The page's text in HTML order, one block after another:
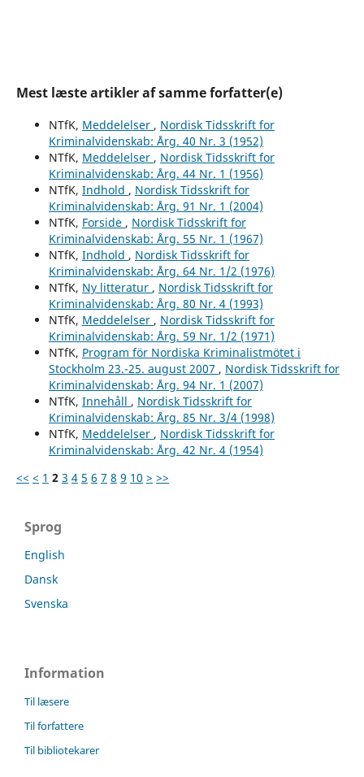
Mest læste artikler af samme forfatter(e)
NTfK, Meddelelser , Nordisk Tidsskrift for
Kriminalvidenskab: Årg. 40 Nr. 3 (1952)
NTfK, Meddelelser , Nordisk Tidsskrift for
Kriminalvidenskab: Årg. 44 Nr. 1 (1956)
NTfK, Indhold , Nordisk Tidsskrift for
Kriminalvidenskab: Årg. 91 Nr. 1 (2004)
NTfK, Forside , Nordisk Tidsskrift for
Kriminalvidenskab: Årg. 55 Nr. 1 (1967)
NTfK, Indhold , Nordisk Tidsskrift for
Kriminalvidenskab: Årg. 64 Nr. 1/2 (1976)
NTfK, Ny litteratur , Nordisk Tidsskrift for
Kriminalvidenskab: Årg. 80 Nr. 4 (1993)
NTfK, Meddelelser , Nordisk Tidsskrift for
Kriminalvidenskab: Årg. 59 Nr. 1/2 (1971)
NTfK, Program för Nordiska Kriminalistmötet i
Stockholm 23.-25. august 2007 , Nordisk Tidsskrift for
Kriminalvidenskab: Årg. 94 Nr. 1 (2007)
NTfK, Innehåll , Nordisk Tidsskrift for
Kriminalvidenskab: Årg. 85 Nr. 3/4 (1998)
NTfK, Meddelelser , Nordisk Tidsskrift for
Kriminalvidenskab: Årg. 42 Nr. 4 (1954)
<< < 1 2 3 4 5 6 7 8 9 10 > >>
Sprog
English
Dansk
Svenska
Information
Til læsere
Til forfattere
Til bibliotekarer